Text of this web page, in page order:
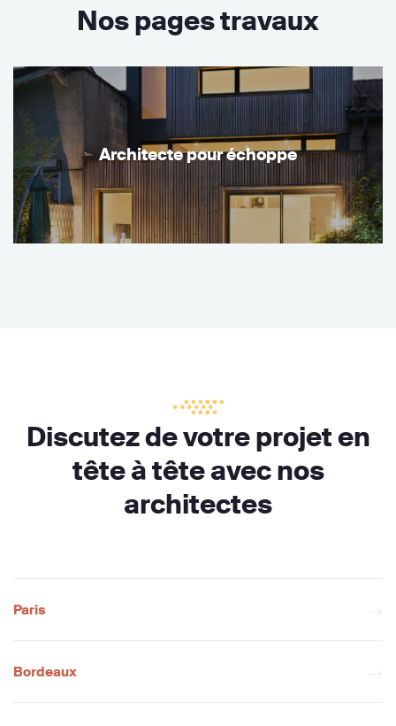
Nos pages travaux
Architecte pour échoppe
Discutez de votre projet en
tête à tête avec nos
architectes
Paris
Bordeaux